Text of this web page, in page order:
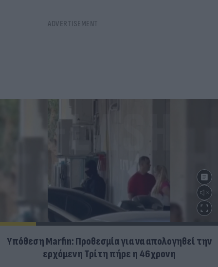
Υπόθεση Marfin: Προθεσμία για να απολογηθεί την
ερχόμενη Τρίτη πήρε η 46χρονη